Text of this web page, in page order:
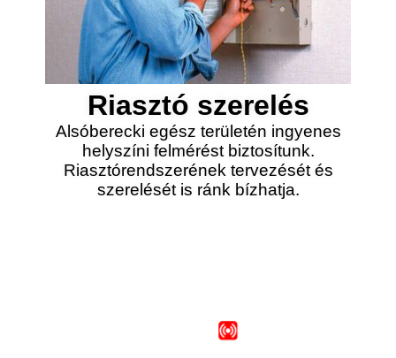
Riasztó szerelés
Alsóberecki egész területén ingyenes
helyszíni felmérést biztosítunk.
Riasztórendszerének tervezését és
szerelését is ránk bízhatja.